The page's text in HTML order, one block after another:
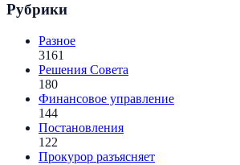
Рубрики
Разное
3161
Решения Совета
180
Финансовое управление
144
Постановления
122
Прокурор разъясняет